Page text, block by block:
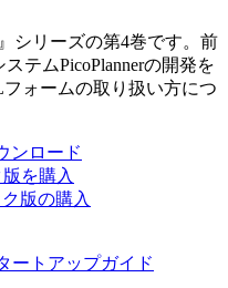
シリーズの第4巻です。前
テムPicoPlannerの開発を
ォームの取り扱い方につ
ンロード
を購入
版の購入